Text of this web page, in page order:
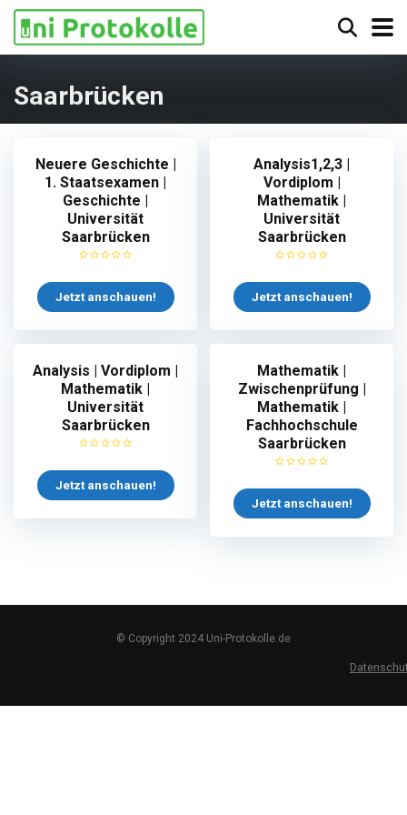
Saarbrücken
Neuere Geschichte |
1. Staatsexamen |
Geschichte |
Universität
Saarbrücken
Jetzt anschauen!
Analysis1,2,3 |
Vordiplom |
Mathematik |
Universität
Saarbrücken
Jetzt anschauen!
Analysis | Vordiplom |
Mathematik |
Universität
Saarbrücken
Jetzt anschauen!
Mathematik |
Zwischenprüfung |
Mathematik |
Fachhochschule
Saarbrücken
Jetzt anschauen!
© Copyright 2024 Uni-Protokolle.de